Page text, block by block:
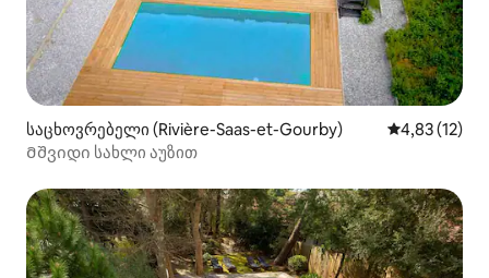
საცხოვრებელი (Rivière-Saas-et-Gourby) საშუალო
4,83 (12)
Მშვიდი სახლი აუზით